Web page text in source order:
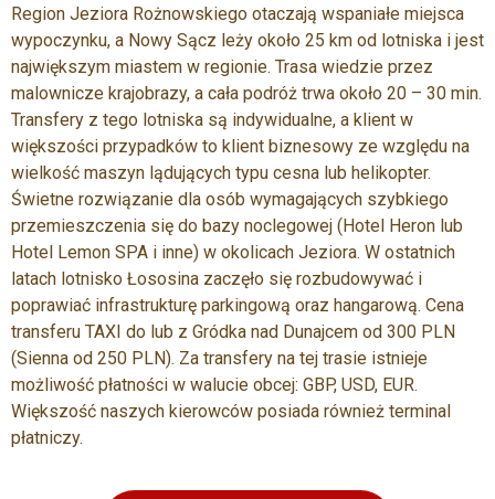
Region Jeziora Rożnowskiego otaczają wspaniałe miejsca
wypoczynku, a Nowy Sącz leży około 25 km od lotniska i jest
największym miastem w regionie. Trasa wiedzie przez
malownicze krajobrazy, a cała podróż trwa około 20 – 30 min.
Transfery z tego lotniska są indywidualne, a klient w
większości przypadków to klient biznesowy ze względu na
wielkość maszyn lądujących typu cesna lub helikopter.
Świetne rozwiązanie dla osób wymagających szybkiego
przemieszczenia się do bazy noclegowej (Hotel Heron lub
Hotel Lemon SPA i inne) w okolicach Jeziora. W ostatnich
latach lotnisko Łososina zaczęło się rozbudowywać i
poprawiać infrastrukturę parkingową oraz hangarową. Cena
transferu TAXI do lub z Gródka nad Dunajcem od 300 PLN
(Sienna od 250 PLN). Za transfery na tej trasie istnieje
możliwość płatności w walucie obcej: GBP, USD, EUR.
Większość naszych kierowców posiada również terminal
płatniczy.